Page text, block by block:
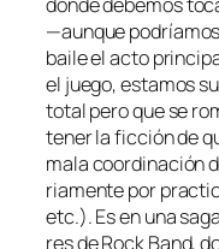
—aun­que
bai­le el ac­to
el jue­go, es­ta­mos
to­tal pe­ro que se
te­ner la fic­ción de
ma­la coor­di­na­ción
ria­men­te por
etc.). Es en una
res deRock Band,